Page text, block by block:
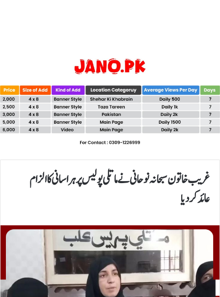
غریب خاتون سبحانہ نوحانی نےماتلی پولیس پر ہراسانی کاالزام
عائدکردیا